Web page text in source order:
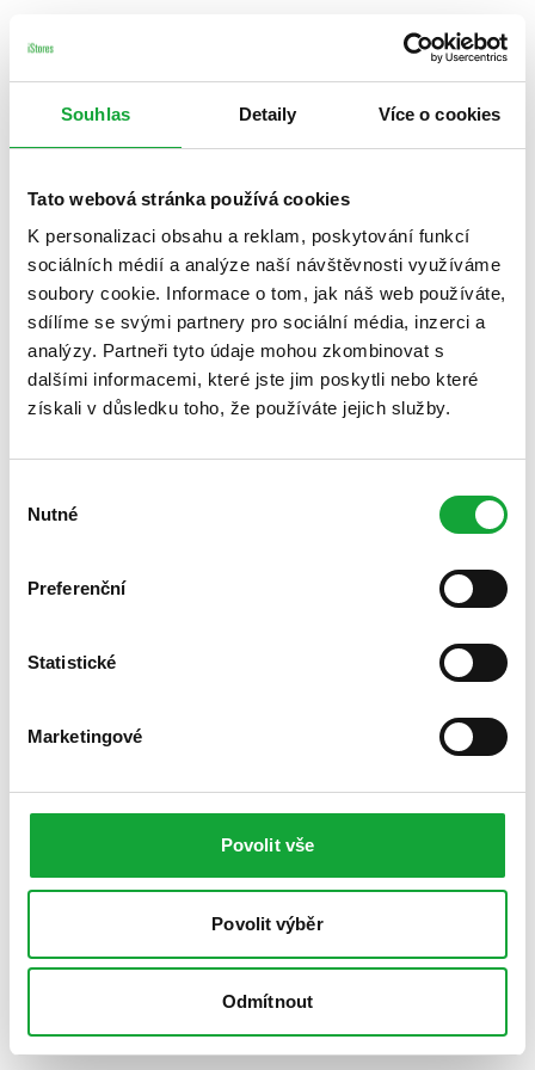
Souhlas Detaily Více o cookies
Tato webová stránka používá cookies
K personalizaci obsahu a reklam, poskytování funkcí
sociálních médií a analýze naší návštěvnosti využíváme
soubory cookie. Informace o tom, jak náš web používáte,
sdílíme se svými partnery pro sociální média, inzerci a
analýzy. Partneři tyto údaje mohou zkombinovat s
dalšími informacemi, které jste jim poskytli nebo které
získali v důsledku toho, že používáte jejich služby.
souhlasu
Nutné
Preferenční
Statistické
Marketingové
Povolit vše
Povolit výběr
Odmítnout